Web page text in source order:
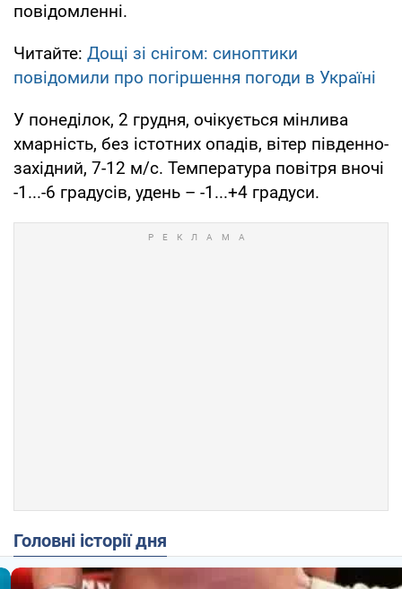
повідомленні.
Читайте: Дощі зі снігом: синоптики
повідомили про погіршення погоди в Україні
У понеділок, 2 грудня, очікується мінлива
хмарність, без істотних опадів, вітер південно-
західний, 7-12 м/с. Температура повітря вночі
-1...-6 градусів, удень – -1...+4 градуси.
Головні історії дня